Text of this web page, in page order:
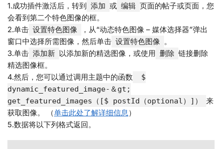
1.成功插件激活后，转到 添加 或 编辑 页面的帖子或页面，您
会看到第二个特色图像的框。
2.单击 设置特色图像
，从“动态特色图像 – 媒体选择器”弹出
窗口中选择所需图像，然后单击 设置特色图像 。
3.单击 添加新 以添加新的精选图像，或使用 删除 链接删除
精选图像框。
4.然后，您可以通过调用主题中的函数
$
dynamic_featured_image-＆gt;
get_featured_images（[$ postId（optional）]）
来
获取图像。 （单击此处了解详细信息 ）
5.数据将以下列格式返回。